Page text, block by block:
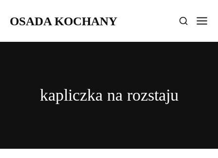
OSADA KOCHANY
kapliczka na rozstaju